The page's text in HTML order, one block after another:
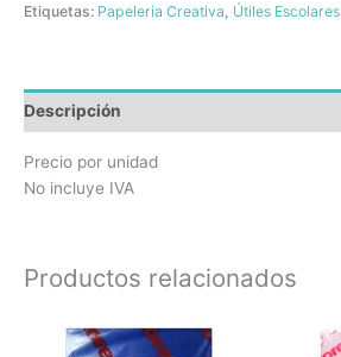
Etiquetas: Papeleria Creativa Útiles Escolares
Descripción
Precio por unidad
No incluye IVA
Productos relacionados